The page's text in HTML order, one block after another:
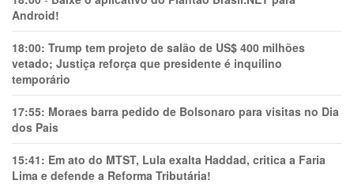
Android!
18:00: Trump tem projeto de salão de US$ 400 milhões
vetado; Justiça reforça que presidente é inquilino
temporário
17:55: Moraes barra pedido de Bolsonaro para visitas no Dia
dos Pais
15:41: Em ato do MTST, Lula exalta Haddad, critica a Faria
Lima e defende a Reforma Tributária!